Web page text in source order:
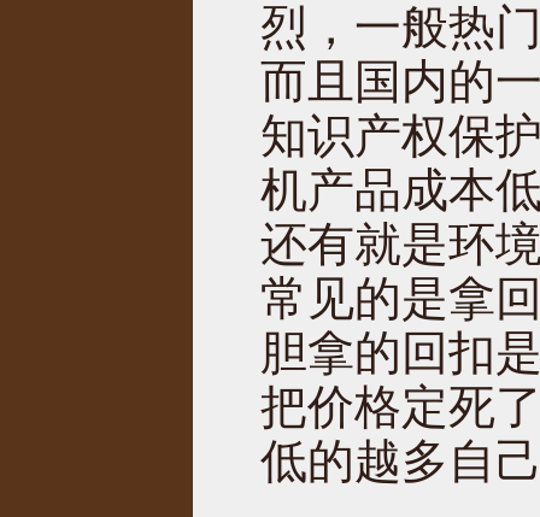
烈，一般热
而且国内的
知识产权保
机产品成本
还有就是环
常见的是拿
胆拿的回扣
把价格定死
低的越多自